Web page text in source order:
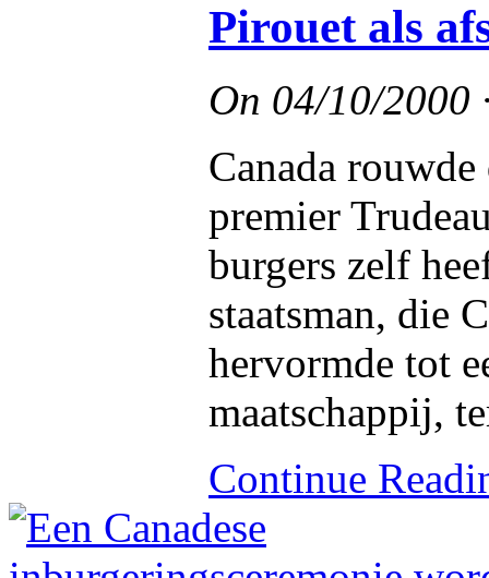
Pirouet als
On 04/10/2000
Canada
premier
burgers zelf
staatsman, die
hervormde tot
maatschappij,
Continue